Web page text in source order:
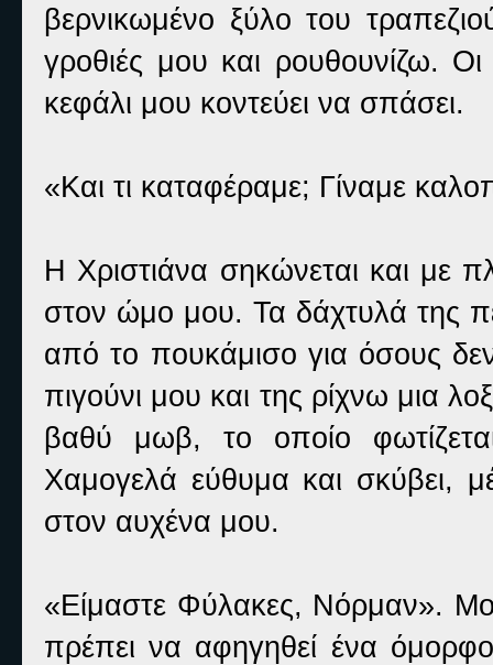
βερνικωμένο ξύλο του
γροθιές μου και ρουθουνίζω.
κεφάλι μου κοντεύει να σπάσει.
«Και τι καταφέραμε; Γίναμε
Η Χριστιάνα σηκώνεται και με
στον ώμο μου. Τα δάχτυλά της
από το πουκάμισο για όσους
πιγούνι μου και της ρίχνω μια
βαθύ μωβ, το οποίο
Χαμογελά εύθυμα και σκύβει,
στον αυχένα μου.
«Είμαστε Φύλακες, Νόρμαν».
πρέπει να αφηγηθεί ένα